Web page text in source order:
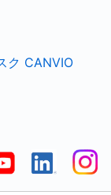
ク CANVIO